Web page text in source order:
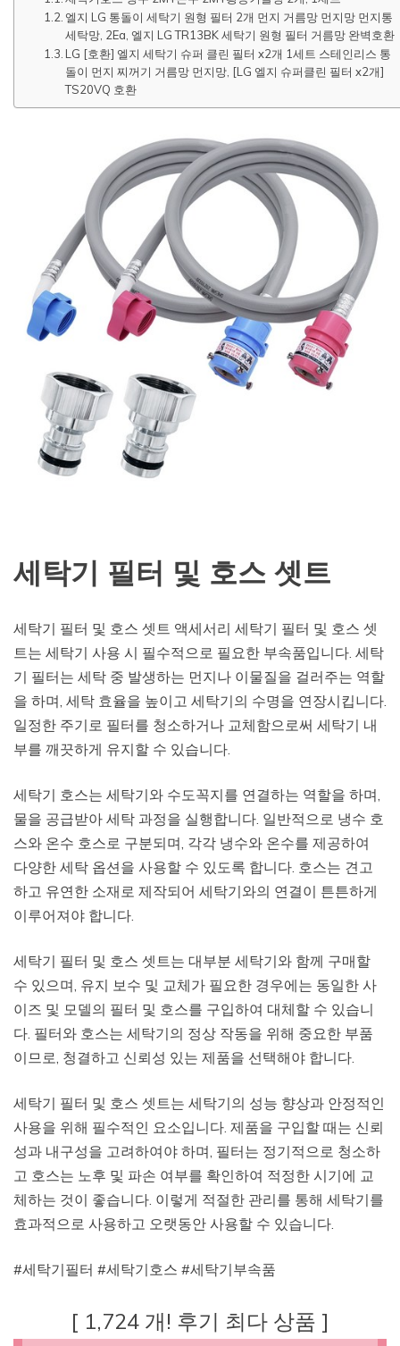
엘지 LG 통돌이 세탁기 원형 필터 2개 먼지 거름망 먼지망 먼지통
세탁망, 2Ea, 엘지 LG TR13BK 세탁기 원형 필터 거름망 완벽호환
LG [호환] 엘지 세탁기 슈퍼 클린 필터 x2개 1세트 스테인리스 통
돌이 먼지 찌꺼기 거름망 먼지망, [LG 엘지 슈퍼클린 필터 x2개]
TS20VQ 호환
세탁기 필터 및 호스 셋트
세탁기 필터 및 호스 셋트 액세서리 세탁기 필터 및 호스 셋
트는 세탁기 사용 시 필수적으로 필요한 부속품입니다. 세탁
기 필터는 세탁 중 발생하는 먼지나 이물질을 걸러주는 역할
을 하며, 세탁 효율을 높이고 세탁기의 수명을 연장시킵니다.
일정한 주기로 필터를 청소하거나 교체함으로써 세탁기 내
부를 깨끗하게 유지할 수 있습니다.
세탁기 호스는 세탁기와 수도꼭지를 연결하는 역할을 하며,
물을 공급받아 세탁 과정을 실행합니다. 일반적으로 냉수 호
스와 온수 호스로 구분되며, 각각 냉수와 온수를 제공하여
다양한 세탁 옵션을 사용할 수 있도록 합니다. 호스는 견고
하고 유연한 소재로 제작되어 세탁기와의 연결이 튼튼하게
이루어져야 합니다.
세탁기 필터 및 호스 셋트는 대부분 세탁기와 함께 구매할
수 있으며, 유지 보수 및 교체가 필요한 경우에는 동일한 사
이즈 및 모델의 필터 및 호스를 구입하여 대체할 수 있습니
다. 필터와 호스는 세탁기의 정상 작동을 위해 중요한 부품
이므로, 청결하고 신뢰성 있는 제품을 선택해야 합니다.
세탁기 필터 및 호스 셋트는 세탁기의 성능 향상과 안정적인
사용을 위해 필수적인 요소입니다. 제품을 구입할 때는 신뢰
성과 내구성을 고려하여야 하며, 필터는 정기적으로 청소하
고 호스는 노후 및 파손 여부를 확인하여 적정한 시기에 교
체하는 것이 좋습니다. 이렇게 적절한 관리를 통해 세탁기를
효과적으로 사용하고 오랫동안 사용할 수 있습니다.
#세탁기필터 #세탁기호스 #세탁기부속품
[ 1,724 개! 후기 최다 상품 ]